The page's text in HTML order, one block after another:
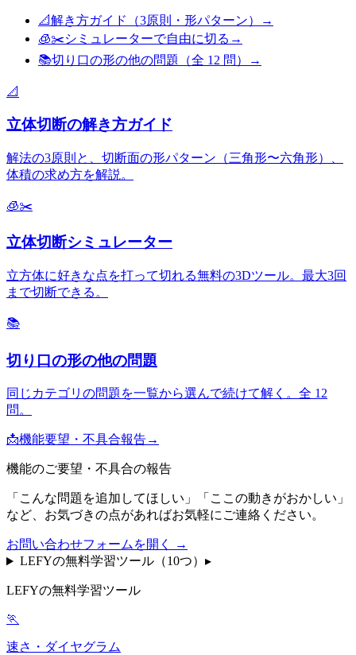
📐解き方ガイド（3原則・形パターン）
→
🧊✂️シミュレーターで自由に切る →
📚切り口の形の他の問題（全 12 問） →
📐
立体切断の解き方ガイド
解法の3原則と、切断面の形パターン（三角形〜六角形）、
体積の求め方を解説。
🧊✂️
立体切断シミュレーター
立方体に好きな点を打って切れる無料の3Dツール。最大3回
まで切断できる。
📚
切り口の形の他の問題
同じカテゴリの問題を一覧から選んで続けて解く。全 12
問。
📩機能要望・不具合報告→
機能のご要望・不具合の報告
「こんな問題を追加してほしい」「ここの動きがおかしい」
など、お気づきの点があればお気軽にご連絡ください。
お問い合わせフォームを開く →
LEFYの無料学習ツール（10つ） ▸
LEFYの無料学習ツール
🏃
速さ・ダイヤグラム